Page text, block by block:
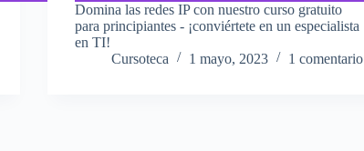
Domina las redes IP con nuestro curso gratuito
para principiantes - ¡conviértete en un especialista
en TI!
Cursoteca
1 mayo, 2023 1 comentario